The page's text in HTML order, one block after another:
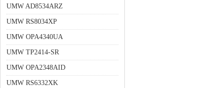
UMW AD8534ARZ
UMW RS8034XP
UMW OPA4340UA
UMW TP2414-SR
UMW OPA2348AID
UMW RS6332XK